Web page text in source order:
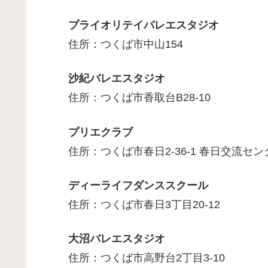
プライオリテイバレエスタジオ
住所：つくば市中山154
沙紀バレエスタジオ
住所：つくば市香取台B28-10
プリエクラブ
住所：つくば市春日2-36-1 春日交流セン
ディーライフダンススクール
住所：つくば市春日3丁目20-12
大沼バレエスタジオ
住所：つくば市高野台2丁目3-10